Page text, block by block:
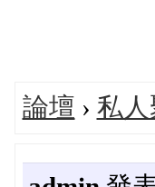
論壇 › 私